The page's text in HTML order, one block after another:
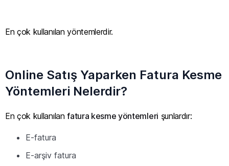
En çok kullanılan yöntemlerdir.
Online Satış Yaparken Fatura Kesme
Yöntemleri Nelerdir?
En çok kullanılanfatura kesme yöntemleri şunlardır:
E-fatura
E-arşiv fatura